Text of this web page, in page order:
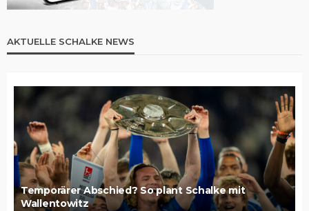
AKTUELLE SCHALKE NEWS
Temporärer Abschied? So plant Schalke mit
Wallentowitz